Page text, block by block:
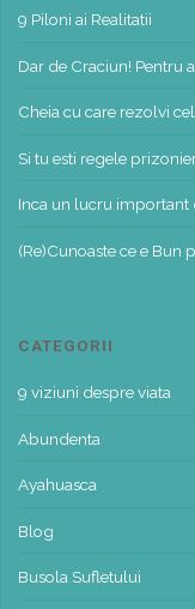
9 Piloni ai Realitatii
Dar de Craciun! Pentru
Cheia cu care rezolvi
Si tu esti regele
Inca un lucru important
(Re)Cunoaste ce e Bun
CATEGORII
9 viziuni despre viata
Abundenta
Ayahuasca
Blog
Busola Sufletului